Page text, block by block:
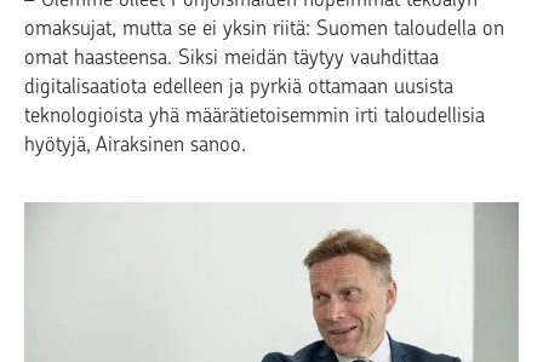
omaksujat, mutta se ei yksin riitä: Suomen taloudella on
omat haasteensa. Siksi meidän täytyy vauhdittaa
digitalisaatiota edelleen ja pyrkiä ottamaan uusista
teknologioista yhä määrätietoisemmin irti taloudellisia
hyötyjä, Airaksinen sanoo.